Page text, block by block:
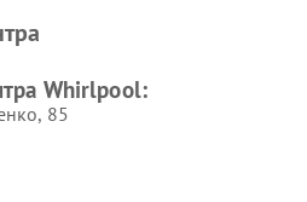
Whirlpool:
85